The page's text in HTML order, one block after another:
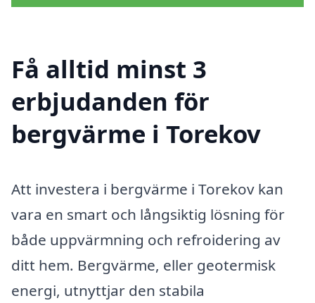
Få alltid minst 3
erbjudanden för
bergvärme i Torekov
Att investera i bergvärme i Torekov kan
vara en smart och långsiktig lösning för
både uppvärmning och refroidering av
ditt hem. Bergvärme, eller geotermisk
energi, utnyttjar den stabila